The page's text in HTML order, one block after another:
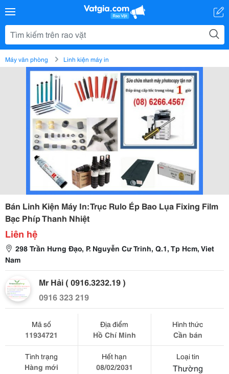
Máy văn phòng Linh kiện máy in
Bán Linh Kiện Máy In: Trục Rulo Ép Bao Lụa Fixing Film
Bạc Phíp Thanh Nhiệt
Liên hệ
298 Trần Hưng Đạo, P. Nguyễn Cư Trinh, Q.1, Tp Hcm, Viet
Nam
Mr Hải ( 0916.3232.19 )
0916 323 219
Mã số
11934721
Địa điểm
Hồ Chí Minh
Hình thức
Cần bán
Tình trạng
Hàng mới
Hết hạn
08/02/2031
Loại tin
Thường